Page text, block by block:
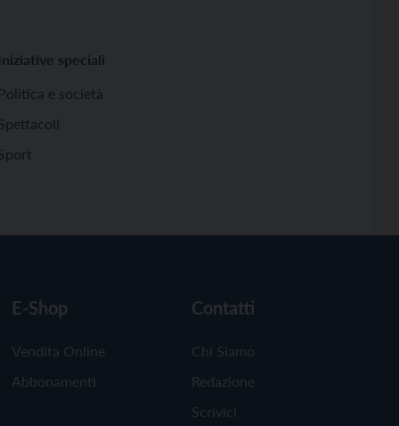
Iniziative speciali
Politica e società
E-Shop
Vendita Online
Abbonamenti
Contatti
Chi Siamo
Redazione
Scrivici